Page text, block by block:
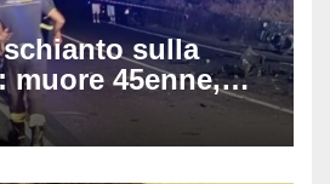
sulla
muore 45enne,
un suv e